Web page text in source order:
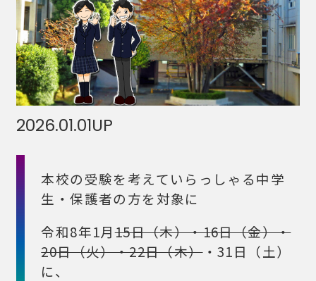
2026.01.01UP
本校の受験を考えていらっしゃる中学
生・保護者の方を対象に
令和8年1月15日（木）・16日（金）・
20日（火）・22日（木）・31日（土）
に、